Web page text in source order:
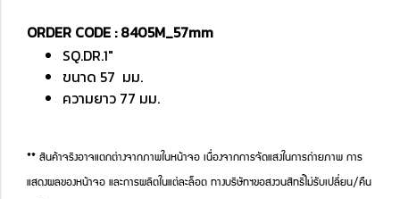
ORDER CODE : 8405M_57mm
SQ.DR.1"
ขนาด 57 มม.
ความยาว 77 มม.
** สินค้าจริงอาจแตกต่างจากภาพในหน้าจอ เนื่องจากการจัดแสงในการถ่ายภาพ การ
แสดงผลของหน้าจอ และการผลิตในแต่ละล็อต ทางบริษัทฯขอสงวนสิทธิ์ไม่รับเปลี่ยน/คืน